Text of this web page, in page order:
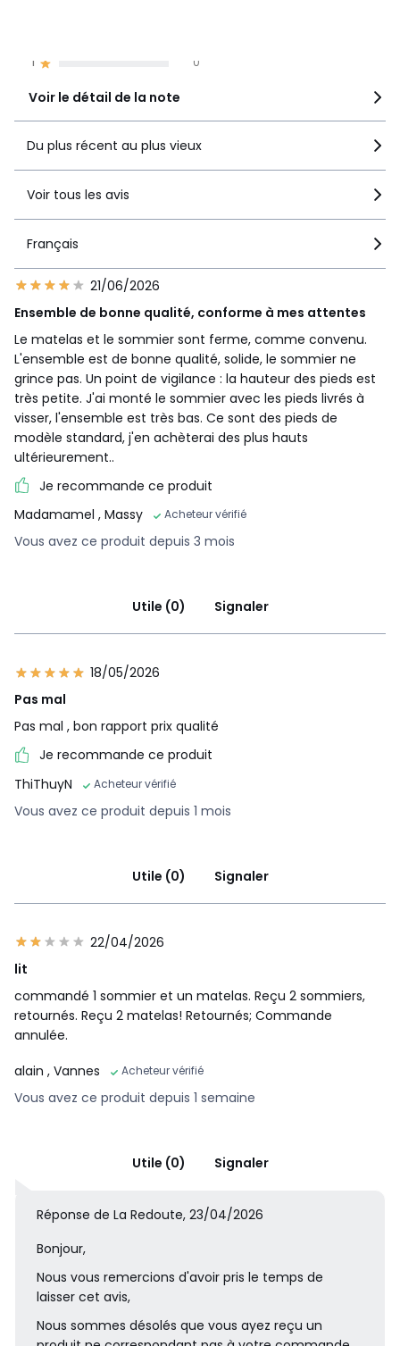
FABRIQUÉ EN FRANCE.
l’article commandé, les ressources sont préservées. Pas de
surproduction, pas de matières premières utilisées
inutilement.
Tailles 70 x 190 cm, 80 x 190 cm, 90 x 190 cm, 90 x 200
cm, 100 x 190 cm, 120 x 190 cm, 130 x 190 cm, 140 x 190 cm,
1 0
Voir le détail de la note
Du plus récent au plus vieux
Voir tous les avis
Français
21/06/2026
Ensemble de bonne qualité, conforme à mes attentes
Le matelas et le sommier sont ferme, comme convenu.
L'ensemble est de bonne qualité, solide, le sommier ne
grince pas. Un point de vigilance : la hauteur des pieds est
très petite. J'ai monté le sommier avec les pieds livrés à
visser, l'ensemble est très bas. Ce sont des pieds de
modèle standard, j'en achèterai des plus hauts
ultérieurement..
Je recommande ce produit
Madamamel , Massy Acheteur vérifié
Vous avez ce produit depuis 3 mois
Utile (0) Signaler
18/05/2026
Pas mal
Pas mal , bon rapport prix qualité
Je recommande ce produit
ThiThuyN
Acheteur vérifié
Vous avez ce produit depuis 1 mois
Utile (0) Signaler
22/04/2026
lit
commandé 1 sommier et un matelas. Reçu 2 sommiers,
retournés. Reçu 2 matelas! Retournés; Commande
annulée.
alain , Vannes Acheteur vérifié
Vous avez ce produit depuis 1 semaine
Utile (0) Signaler
Réponse de La Redoute, 23/04/2026
Bonjour,
Nous vous remercions d'avoir pris le temps de
laisser cet avis,
Nous sommes désolés que vous ayez reçu un